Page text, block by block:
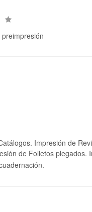
Impresión de
de Folletos plegados.